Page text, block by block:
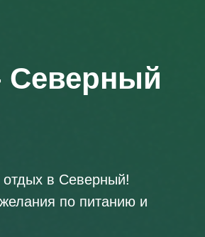
Северный
в Северный!
по питанию и